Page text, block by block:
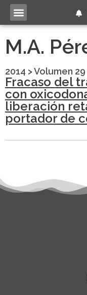
M.A.
2014 >Volumen
Fracaso del
con
liberación
portador de